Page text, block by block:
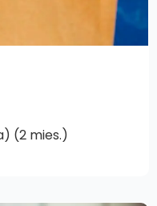
(2 mies.)